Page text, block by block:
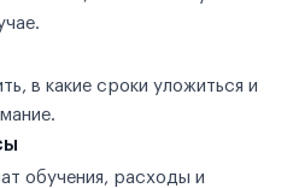
в какие сроки уложиться и
обучения, расходы и